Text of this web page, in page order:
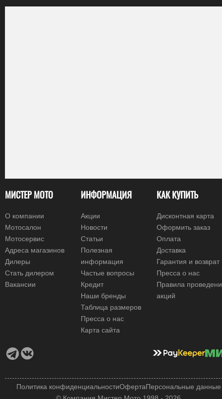
МИСТЕР МОТО
О компании
Мотосалон
Мотосервис
Адреса магазинов
Дилеры
Стать дилером
Вакансии
ИНФОРМАЦИЯ
Акции
Новости
Статьи
Полезная
информация
Частые вопросы
Кредит
Наши бренды
Таблица размеров
Пресса о нас
Карта сайта
КАК КУПИТЬ
Дисконтная карта
Оформить заказ
Оплата
Доставка
Гарантия и возврат
Пресса о нас
Правила
акций
Политика конфиденциальностиОфертаПерсональные данные